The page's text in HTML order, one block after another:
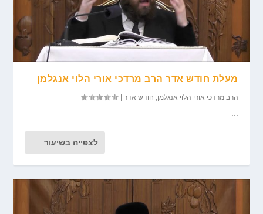
מעלת חודש אדר הרב מרדכי אורי הלוי אנגלמן
הרב מרדכי אורי הלוי אנגלמן, חודש אדר |
...
לצפייה בשיעור